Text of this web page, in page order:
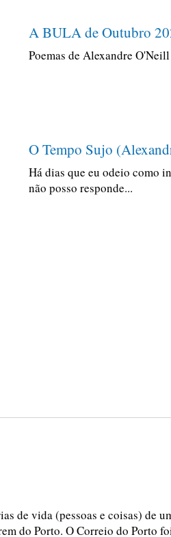
A BULA de Outubro
Poemas de Alexandre O'Neill
O Tempo Sujo
Há dias que eu odeio como
não posso responde...
de vida (pessoas e coisas) de
do Porto. O Correio do Porto